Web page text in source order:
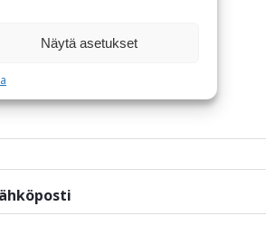
Näytä asetukset